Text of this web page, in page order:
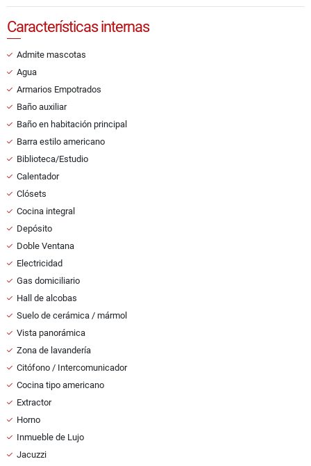
Características internas
Admite mascotas
Agua
Armarios Empotrados
Baño auxiliar
Baño en habitación principal
Barra estilo americano
Biblioteca/Estudio
Calentador
Clósets
Cocina integral
Depósito
Doble Ventana
Electricidad
Gas domiciliario
Hall de alcobas
Suelo de cerámica / mármol
Vista panorámica
Zona de lavandería
Citófono / Intercomunicador
Cocina tipo americano
Extractor
Horno
Inmueble de Lujo
Jacuzzi